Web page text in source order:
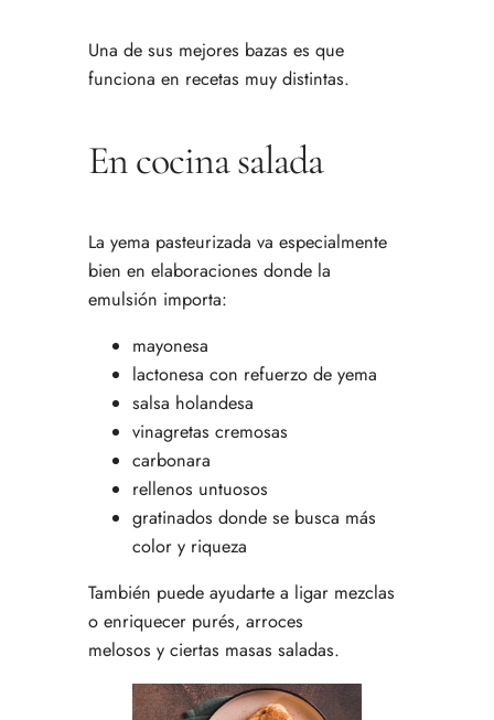
Una de sus mejores bazas es que
funciona en recetas muy distintas.
En cocina salada
La yema pasteurizada va especialmente
bien en elaboraciones donde la
emulsión importa:
mayonesa
lactonesa con refuerzo de yema
salsa holandesa
vinagretas cremosas
carbonara
rellenos untuosos
gratinados donde se busca más
color y riqueza
También puede ayudarte a ligar mezclas
o enriquecer purés, arroces
melosos y ciertas masas saladas.